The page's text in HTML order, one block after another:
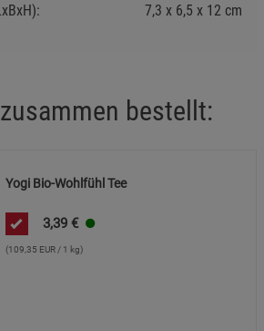
7,3 6,5 12 cm
bestellt:
Yogi Bio-Wohlfühl Tee
3,39 €
(109,35 EUR / 1 kg)